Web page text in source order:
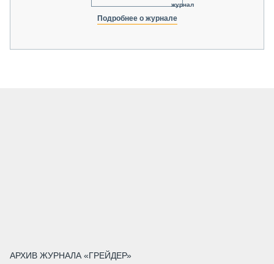
журнал
Подробнее о журнале
АРХИВ ЖУРНАЛА «ГРЕЙДЕР»